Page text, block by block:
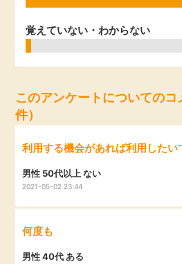
お友達紹介
カード比較
特集一覧
月額有料サービス
家計の固定費
覚えていない・わからない
このアンケートについての
件）
利用する機会があれば利用したい
男性 50代以上 ない
2021-05-02 23:44
何度も
男性 40代 ある